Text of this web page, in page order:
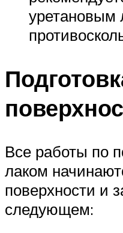
уретановым
Все работы по
лаком
поверхности и
следующем: